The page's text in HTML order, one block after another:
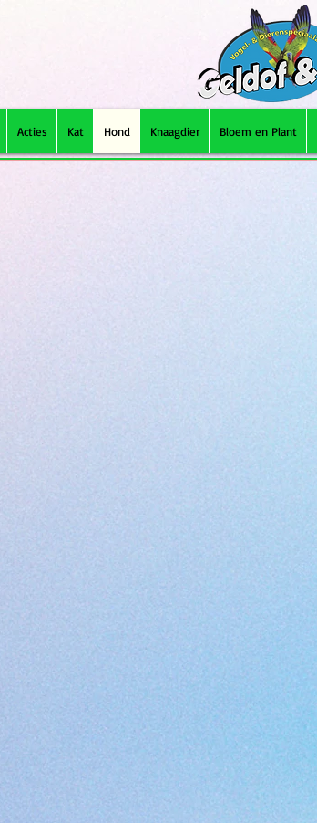
Acties Kat Hond Knaagdier Bloem en Plant